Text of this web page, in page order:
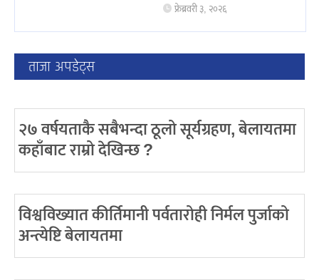
फ्रेब्रवरी ३, २०२६
ताजा अपडेट्स
२७ वर्षयताकै सबैभन्दा ठूलो सूर्यग्रहण, बेलायतमा
कहाँबाट राम्रो देखिन्छ ?
विश्वविख्यात कीर्तिमानी पर्वतारोही निर्मल पुर्जाको
अन्त्येष्टि बेलायतमा